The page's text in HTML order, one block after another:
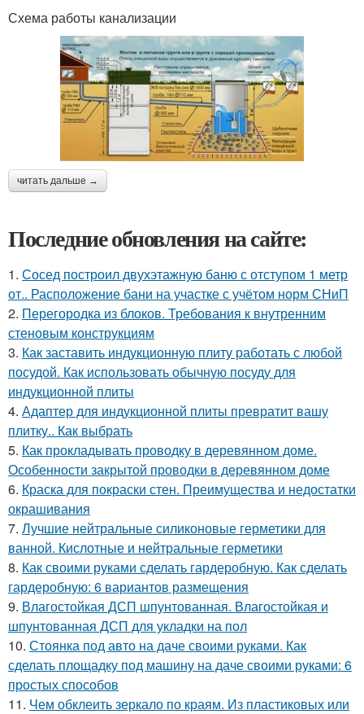
Схема работы канализации
читать дальше →
Последние обновления на сайте:
1. Сосед построил двухэтажную баню с отступом 1 метр
от.. Расположение бани на участке с учётом норм СНиП
2. Перегородка из блоков. Требования к внутренним
стеновым конструкциям
3. Как заставить индукционную плиту работать с любой
посудой. Как использовать обычную посуду для
индукционной плиты
4. Адаптер для индукционной плиты превратит вашу
плитку.. Как выбрать
5. Как прокладывать проводку в деревянном доме.
Особенности закрытой проводки в деревянном доме
6. Краска для покраски стен. Преимущества и недостатки
окрашивания
7. Лучшие нейтральные силиконовые герметики для
ванной. Кислотные и нейтральные герметики
8. Как своими руками сделать гардеробную. Как сделать
гардеробную: 6 вариантов размещения
9. Влагостойкая ДСП шпунтованная. Влагостойкая и
шпунтованная ДСП для укладки на пол
10. Стоянка под авто на даче своими руками. Как
сделать площадку под машину на даче своими руками: 6
простых способов
11. Чем обклеить зеркало по краям. Из пластиковых или